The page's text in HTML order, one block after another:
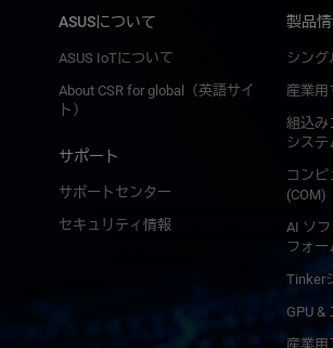
ASUSについて
ASUS IoTについて
About CSR for global（英語サイ
ト）
サポート
サポートセンター
セキュリティ情報
製品
シング
産業用
組込み
システ
コン
(COM)
AI ソ
フォー
Tinker
GPU &
産業用